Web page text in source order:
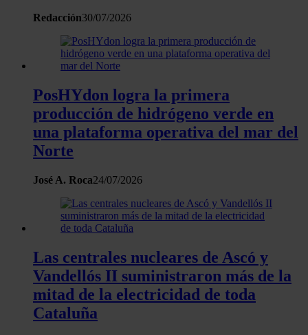
Redacción30/07/2026
PosHYdon logra la primera
producción de hidrógeno verde en
una plataforma operativa del mar del
Norte
José A. Roca24/07/2026
Las centrales nucleares de Ascó y
Vandellós II suministraron más de la
mitad de la electricidad de toda
Cataluña